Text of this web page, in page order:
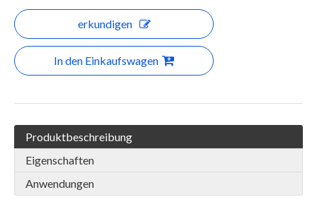
erkundigen
In den Einkaufswagen
Produktbeschreibung
Eigenschaften
Anwendungen